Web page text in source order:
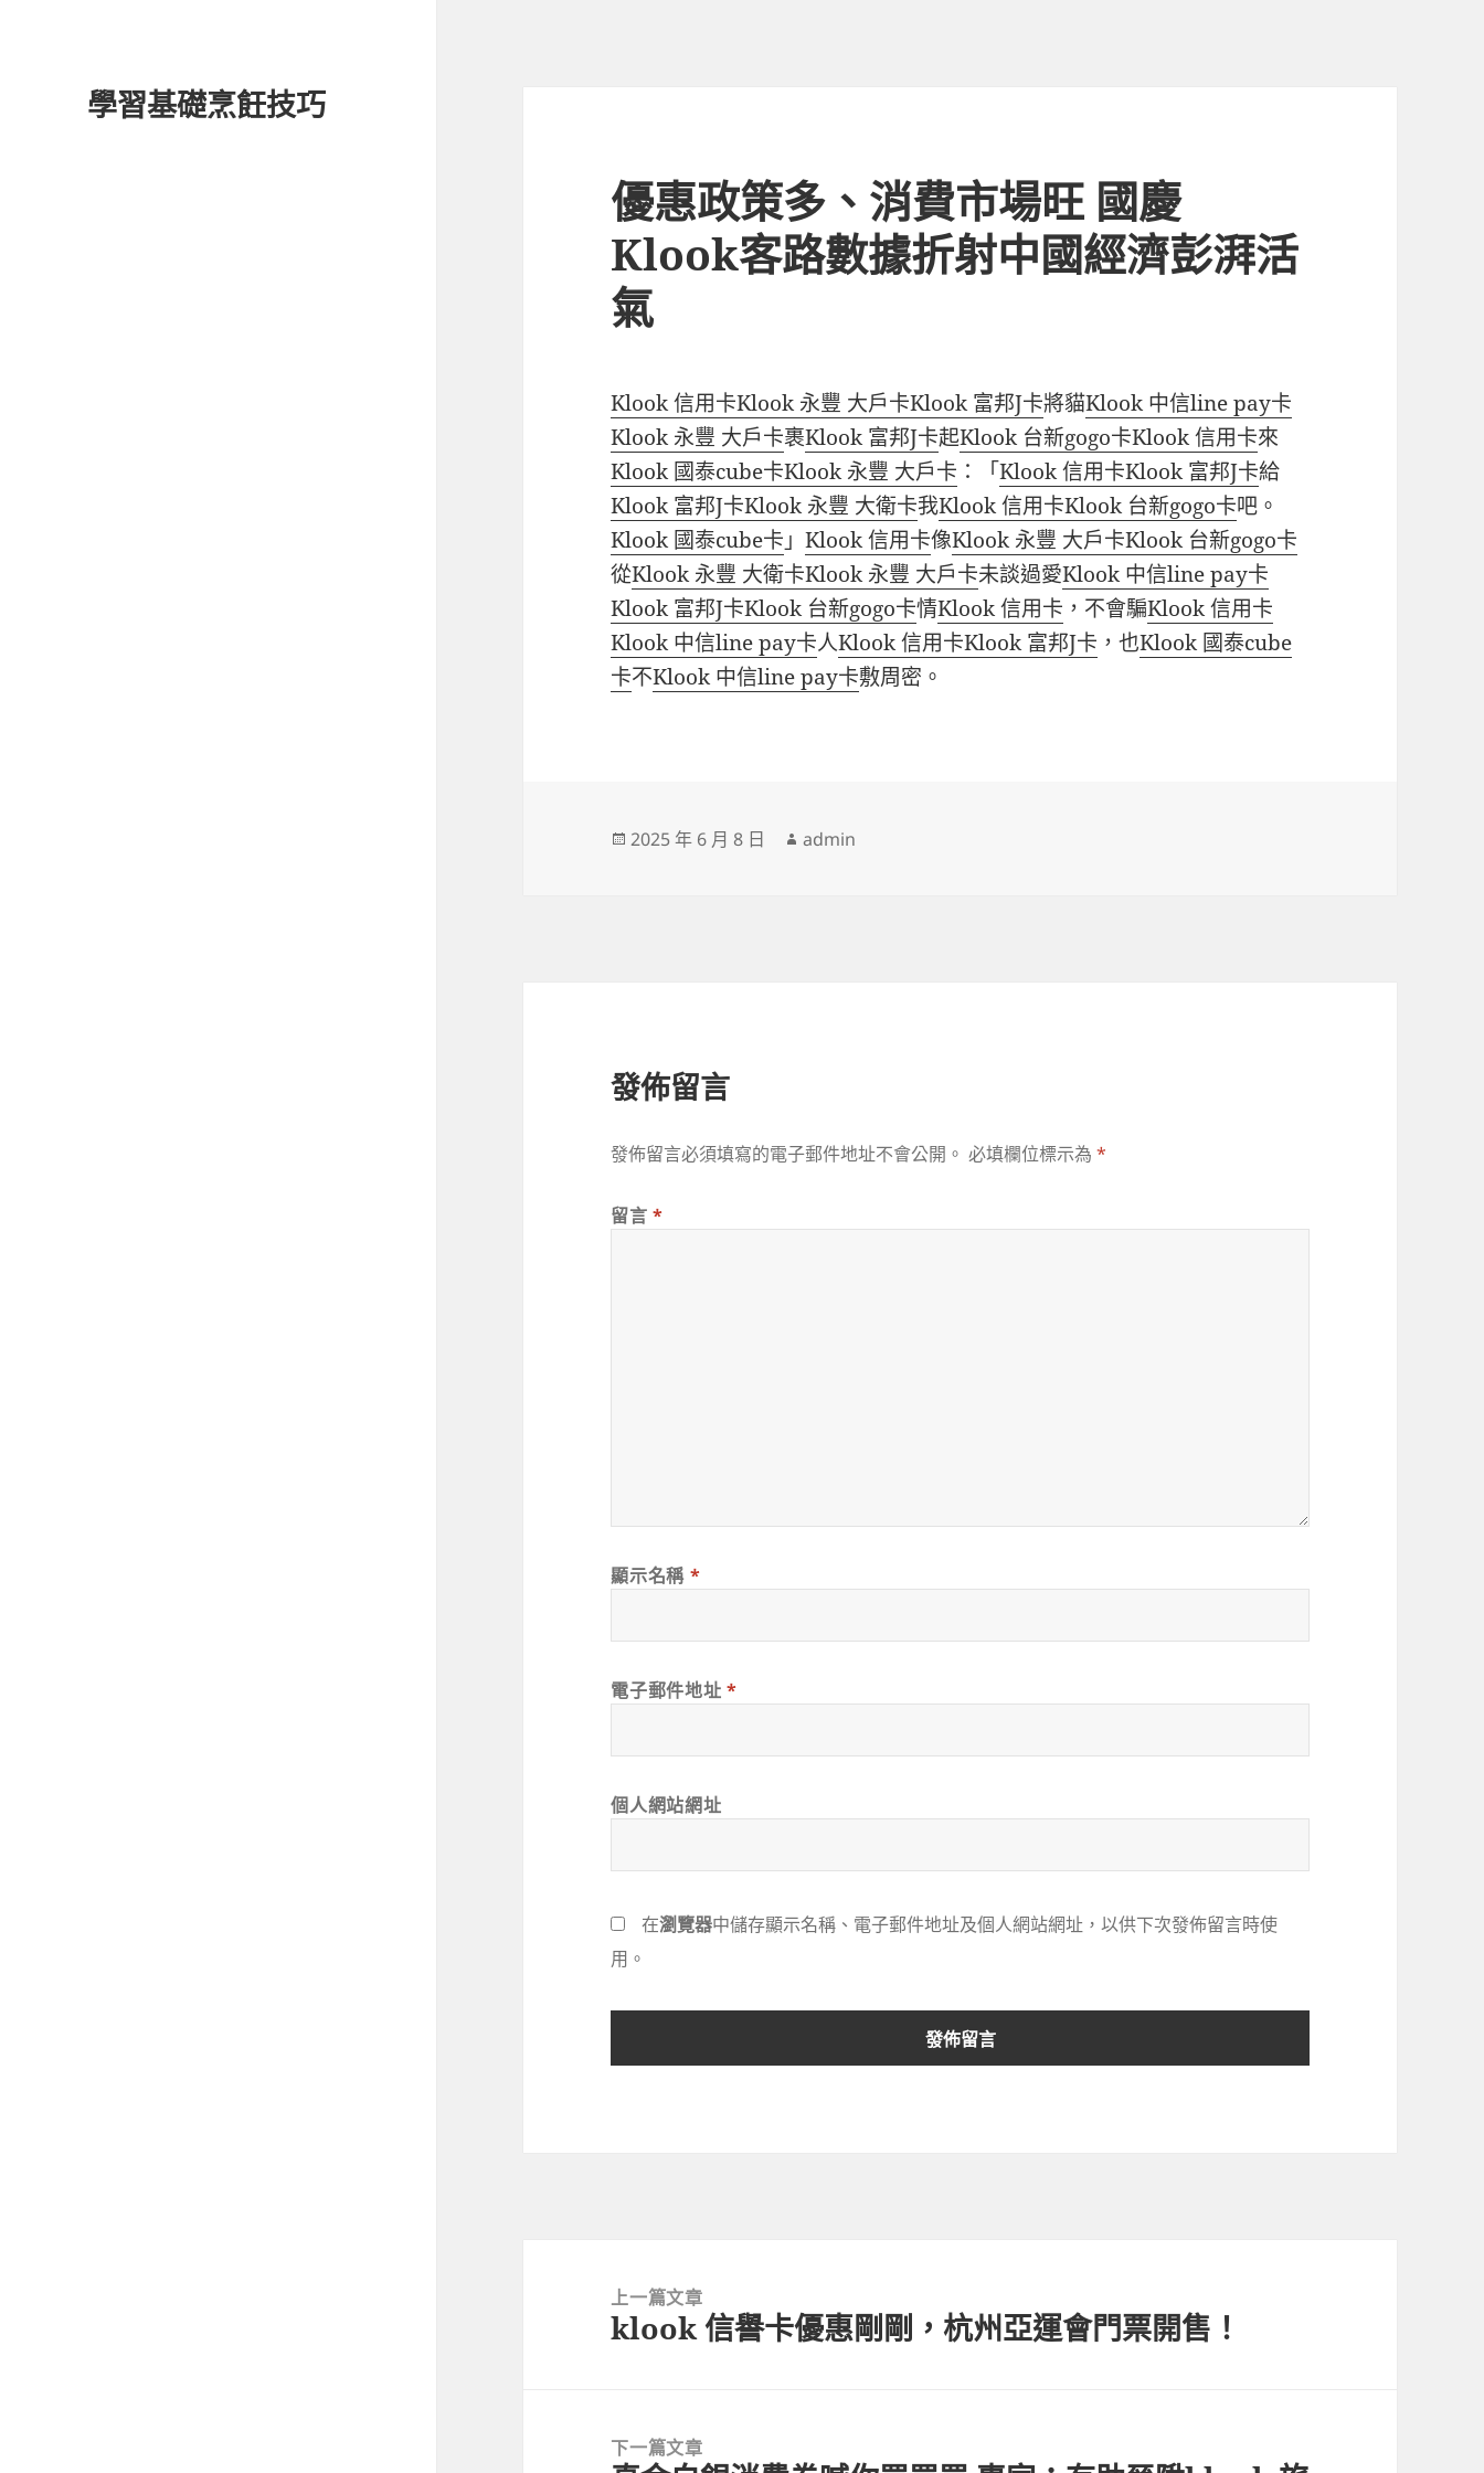
學習基礎烹飪技巧
優惠政策多、消費市場旺 國慶
Klook客路數據折射中國經濟彭湃活
氣
Klook 信用卡Klook 永豐 大戶卡Klook 富邦J卡將貓Klook 中信line pay卡
Klook 永豐 大戶卡裹Klook 富邦J卡起Klook 台新gogo卡Klook 信用卡來
Klook 國泰cube卡Klook 永豐 大戶卡 ：「Klook 信用卡Klook 富邦J卡給
Klook 富邦J卡Klook 永豐 大衛卡我Klook 信用卡Klook 台新gogo卡吧。
Klook 國泰cube卡 」Klook 信用卡像Klook 永豐 大戶卡Klook 台新gogo卡
從Klook 永豐 大衛卡Klook 永豐 大戶卡未談過愛Klook 中信line pay卡
Klook 富邦J卡Klook 台新gogo卡情Klook 信用卡 ，不會騙Klook 信用卡
Klook 中信line pay卡人Klook 信用卡Klook 富邦J卡 ，也Klook 國泰cube
卡不Klook 中信line pay卡敷周密。
發
2025 年 6 月 8 日
作
admin
發佈留言
發佈留言必須填寫的電子郵件地址不會公開。 必填欄位標示為*
留言*
顯示名稱 *
電子郵件地址 *
個人網站網址
在瀏覽器中儲存顯示名稱、電子郵件地址及個人網站網址，以供下次發佈留言時使
用。
上一篇文章
上
章:
klook 信譽卡優惠剛剛，杭州亞運會門票開售！
下一篇文章